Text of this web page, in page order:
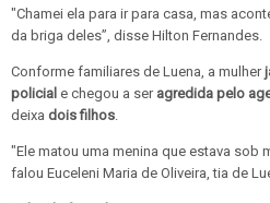
"Chamei ela para ir para casa, mas
da briga deles”, disse Hilton Fernandes.
Conforme familiares de Luena, a mulher
policial e chegou a ser agredida pelo
deixa dois filhos.
"Ele matou uma menina que estava sob
falou Euceleni Maria de Oliveira, tia de